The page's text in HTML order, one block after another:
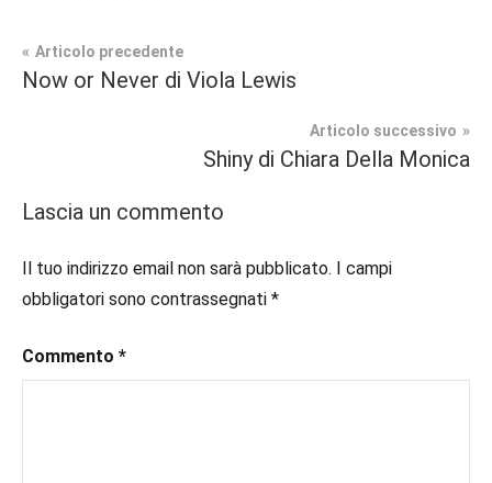
Tag
#booklover,
#ebook
#instalibri,
#italianblogger
Contemporary
Navigazione
Articolo precedente
Now or Never di Viola Lewis
Articolo successivo
Shiny di Chiara Della Monica
Lascia un commento
Il tuo indirizzo email non sarà pubblicato. I campi
obbligatori sono contrassegnati *
Commento *